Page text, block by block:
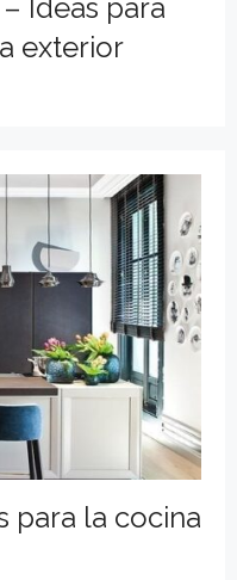
Ideas para
exterior
para la cocina